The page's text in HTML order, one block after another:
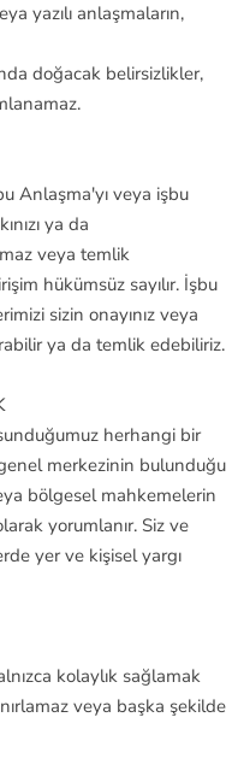
yazılı anlaşmaların,
doğacak belirsizlikler,
Anlaşma'yı veya işbu
ya da
veya temlik
hükümsüz sayılır. İşbu
sizin onayınız veya
ya da temlik edebiliriz.
herhangi bir
merkezinin bulunduğu
bölgesel mahkemelerin
yorumlanır. Siz ve
yer ve kişisel yargı
kolaylık sağlamak
veya başka şekilde